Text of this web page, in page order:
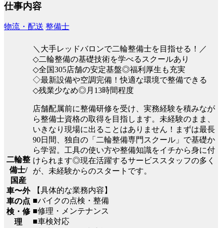
仕事内容
物流・配送 整備士
二輪整
備士/
国産
車〜外
車の点
検・修
理
＼大手レッドバロンで二輪整備士を目指せる！／
◇二輪整備の基礎技術を学べるスクールあり
◇全国305店舗の安定基盤◎福利厚生も充実
◇最新設備や空調完備！快適な環境で整備できる
◇残業少なめ◎月13時間程度
店舗配属前に整備研修を受け、実務経験を積みなが
ら整備士資格の取得を目指します。未経験のまま、
いきなり現場に出ることはありません！まずは最長
90日間、独自の「二輪整備専門スクール」で基礎か
ら学習。工具の使い方や整備知識をイチから身に付
けられます◎現在活躍するサービススタッフの多く
が、未経験からのスタートです。
【具体的な業務内容】
■バイクの点検・整備
■修理・メンテナンス
■車検対応